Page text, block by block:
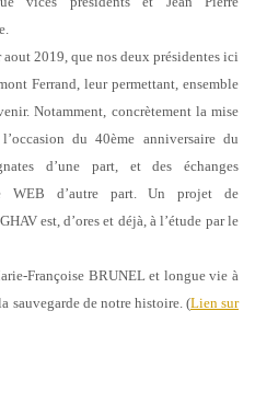
aout 2019, que nos deux présidentes ici
Ferrand, leur permettant, ensemble
Notamment, concrètement la mise
l’occasion du40ème anniversaire du
d’une part, et des échanges
WEB d’autre part. Un projet de
est, d’ores et déjà, à l’étude par le
Françoise BRUNEL et longue vie à
sauvegarde de notre histoire. (Lien sur